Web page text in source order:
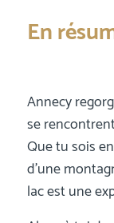
En
Annecy
se
Que tu sois
d’une
lac est une